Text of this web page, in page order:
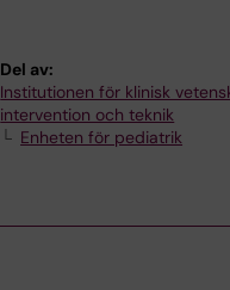
Del av:
Institutionen för klinisk
intervention och teknik
Enheten för pediatrik